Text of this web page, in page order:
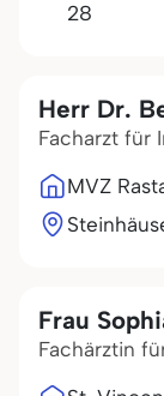
28
Herr Dr.
Facharzt für
MVZ
Frau
Fachärztin